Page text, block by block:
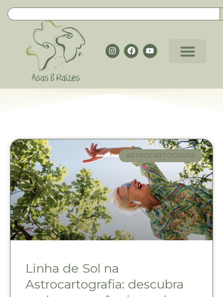
ASTROCARTOGRAFIA
Linha de Sol na
Astrocartografia: descubra